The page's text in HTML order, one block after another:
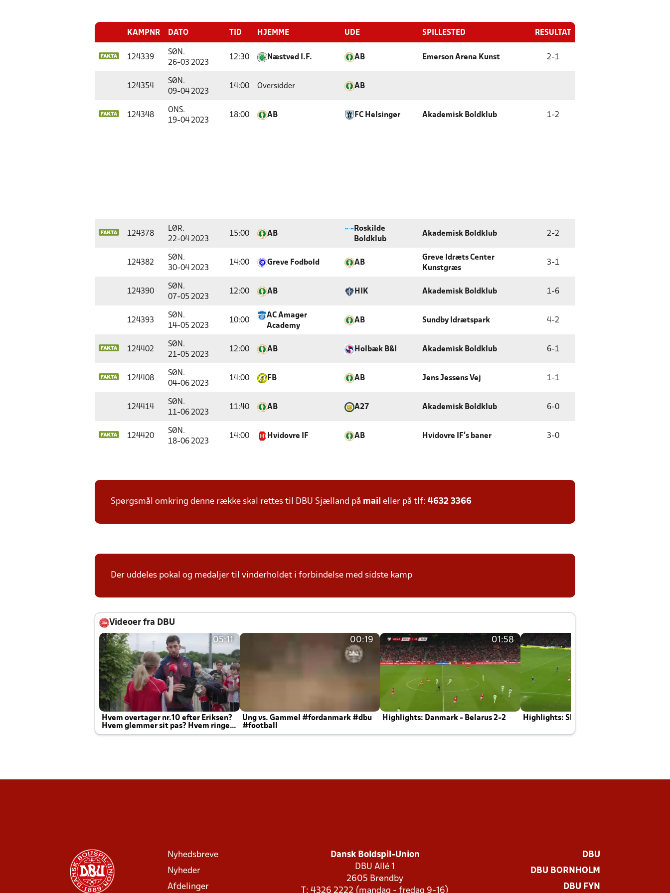
KAMPNR DATO TID HJEMME UDE SPILLESTED RESULTAT
124339
SØN.
26-03 2023
12:30 Næstved I.F. AB Emerson Arena Kunst 2-1
124354
SØN.
09-04 2023
14:00 Oversidder AB
124348
ONS.
19-04 2023
18:00 AB FC Helsingør Akademisk Boldklub 1-2
124378
LØR.
22-04 2023
15:00 AB
Roskilde
Boldklub
Akademisk Boldklub 2-2
124382
SØN.
30-04 2023
14:00 Greve Fodbold AB
Greve Idræts Center
Kunstgræs
3-1
124390
SØN.
07-05 2023
12:00 AB HIK Akademisk Boldklub 1-6
124393
SØN.
14-05 2023
10:00
AC Amager
Academy
AB Sundby Idrætspark 4-2
124402
SØN.
21-05 2023
12:00 AB Holbæk B&I Akademisk Boldklub 6-1
124408
SØN.
04-06 2023
14:00 FB AB Jens Jessens Vej 1-1
124414
SØN.
11-06 2023
11:40 AB A27 Akademisk Boldklub 6-0
124420
SØN.
18-06 2023
14:00 Hvidovre IF AB Hvidovre IF's baner 3-0
Spørgsmål omkring denne række skal rettes til DBU Sjælland på mail eller på tlf: 4632 3366
Der uddeles pokal og medaljer til vinderholdet i forbindelse med sidste kamp
Videoer fra DBU
05:11
Hvem overtager nr.10 efter Eriksen?
Hvem glemmer sit pas? Hvem ringer
Joachim altid til efter kampe?
00:19
Ung vs. Gammel #fordanmark #dbu
#football
01:58
Highlights: Danmark - Belarus 2-2 Highlights: Skotland - Danmark 4-2
Nyhedsbreve
Nyheder
Afdelinger
Dansk Boldspil-Union
DBU Allé 1
2605 Brøndby
T: 4326 2222 (mandag - fredag 9-16)
DBU
DBU BORNHOLM
DBU FYN